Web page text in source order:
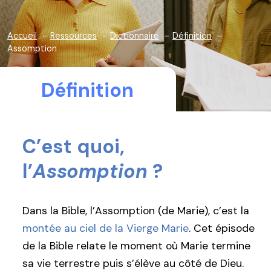
Accueil Ressources Dictionnaire
Définition
Assomption
Définition
C’est quoi,
l’Assomption ?
Dans la Bible, l’Assomption (de Marie), c’est la
montée au ciel de la Vierge Marie. Cet épisode
de la Bible relate le moment où Marie termine
sa vie terrestre puis s’élève au côté de Dieu.